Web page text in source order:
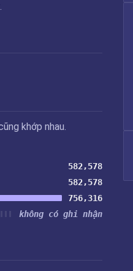
khớp nhau.
582,578
582,578
756,316
không có ghi nhận